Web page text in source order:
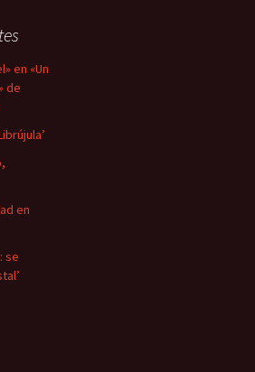
en «Un
de
en
se